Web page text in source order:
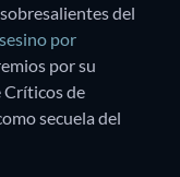
del
por
por su
Críticos de
secuela del